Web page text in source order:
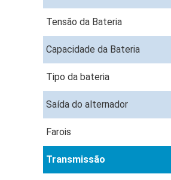
Tensão da Bateria
Capacidade da Bateria
Tipo da bateria
Saída do alternador
Farois
Transmissão